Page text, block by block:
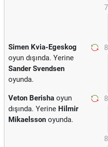
Simen Kvia-Egeskog
oyun dışında. Yerine
Sander Svendsen
oyunda.
Veton Berisha oyun
dışında. Yerine Hilmir
Mikaelsson oyunda.